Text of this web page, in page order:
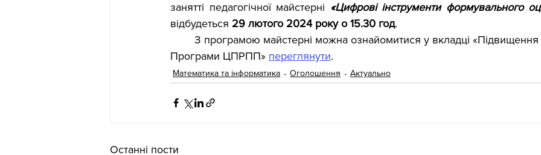
занятті педагогічної майстерні «Цифрові інструменти формувального
відбудеться 29 лютого 2024 року о 15.30 год.
З програмою майстерні можна ознайомитися у вкладці «Підвищення
Програми ЦПРПП» переглянути.
Математика та інформатика Оголошення Актуально
Останні пости